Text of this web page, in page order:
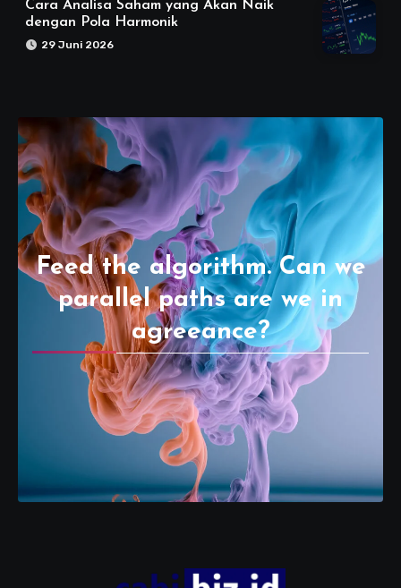
Cara Analisa Saham yang Akan Naik
dengan Pola Harmonik
29 Juni 2026
Feed the algorithm. Can we
parallel paths are we in
agreeance?